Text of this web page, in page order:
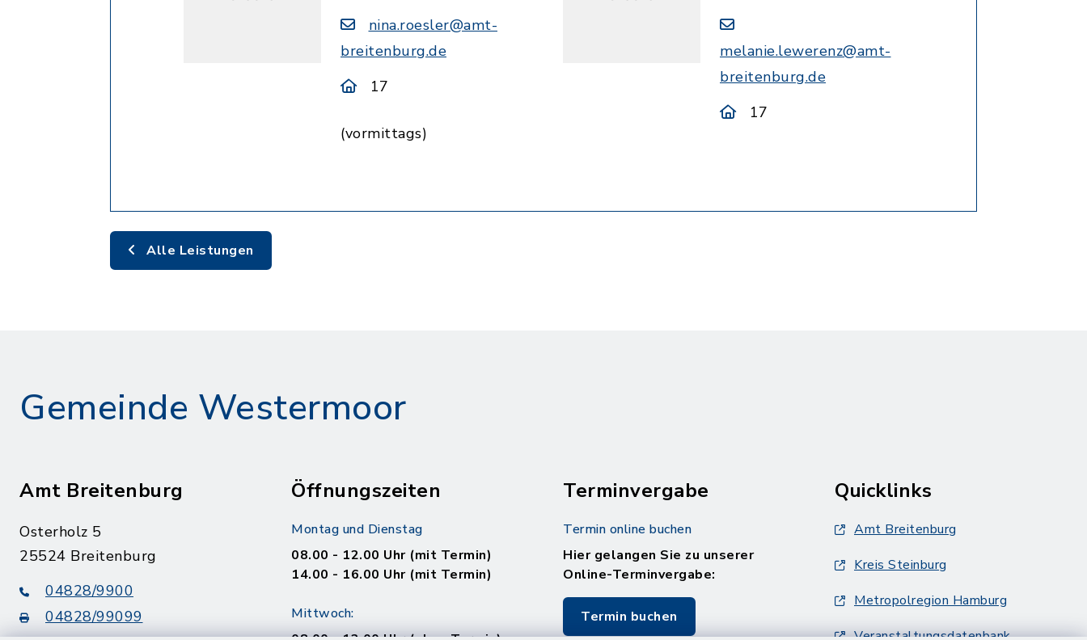
nina.roesler@amt-
breitenburg.de
17
(vormittags)
melanie.lewerenz@amt-
breitenburg.de
17
Alle Leistungen
Gemeinde Westermoor
Amt Breitenburg
Osterholz 5
25524 Breitenburg
04828/9900
04828/99099
Öffnungszeiten
Montag und Dienstag
08.00 - 12.00 Uhr (mit Termin)
14.00 - 16.00 Uhr (mit Termin)
Mittwoch:
Terminvergabe
Termin online buchen
Hier gelangen Sie zu unserer
Online-Terminvergabe:
Termin buchen
Quicklinks
Amt Breitenburg
Kreis Steinburg
Metropolregion Hamburg
Veranstaltungsdatenbank